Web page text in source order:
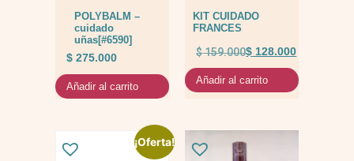
POLYBALM –
cuidado
uñas[#6590]
$ 275.000
Añadir al carrito
KIT CUIDADO
FRANCES
$159.000$ 128.000
Añadir al carrito
¡Oferta!